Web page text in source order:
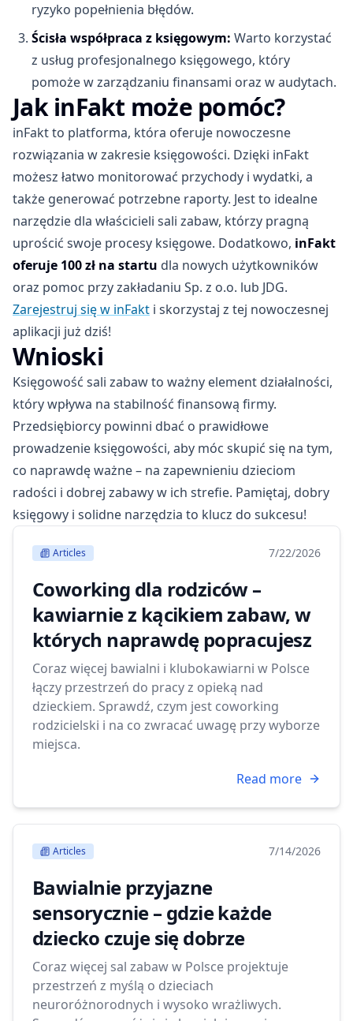
ryzyko popełnienia błędów.
Ścisła współpraca z księgowym: Warto korzystać
z usług profesjonalnego księgowego, który
pomoże w zarządzaniu finansami oraz w audytach.
Jak inFakt może pomóc?
inFakt to platforma, która oferuje nowoczesne
rozwiązania w zakresie księgowości. Dzięki inFakt
możesz łatwo monitorować przychody i wydatki, a
także generować potrzebne raporty. Jest to idealne
narzędzie dla właścicieli sali zabaw, którzy pragną
uprościć swoje procesy księgowe. Dodatkowo, inFakt
oferuje 100 zł na startu dla nowych użytkowników
oraz pomoc przy zakładaniu Sp. z o.o. lub JDG.
Zarejestruj się w inFakt i skorzystaj z tej nowoczesnej
aplikacji już dziś!
Wnioski
Księgowość sali zabaw to ważny element działalności,
który wpływa na stabilność finansową firmy.
Przedsiębiorcy powinni dbać o prawidłowe
prowadzenie księgowości, aby móc skupić się na tym,
co naprawdę ważne – na zapewnieniu dzieciom
radości i dobrej zabawy w ich strefie. Pamiętaj, dobry
księgowy i solidne narzędzia to klucz do sukcesu!
Articles 7/22/2026
Coworking dla rodziców –
kawiarnie z kącikiem zabaw, w
których naprawdę popracujesz
Coraz więcej bawialni i klubokawiarni w Polsce
łączy przestrzeń do pracy z opieką nad
dzieckiem. Sprawdź, czym jest coworking
rodzicielski i na co zwracać uwagę przy wyborze
miejsca.
Read more
Articles 7/14/2026
Bawialnie przyjazne
sensorycznie – gdzie każde
dziecko czuje się dobrze
Coraz więcej sal zabaw w Polsce projektuje
przestrzeń z myślą o dzieciach
neuroróżnorodnych i wysoko wrażliwych.